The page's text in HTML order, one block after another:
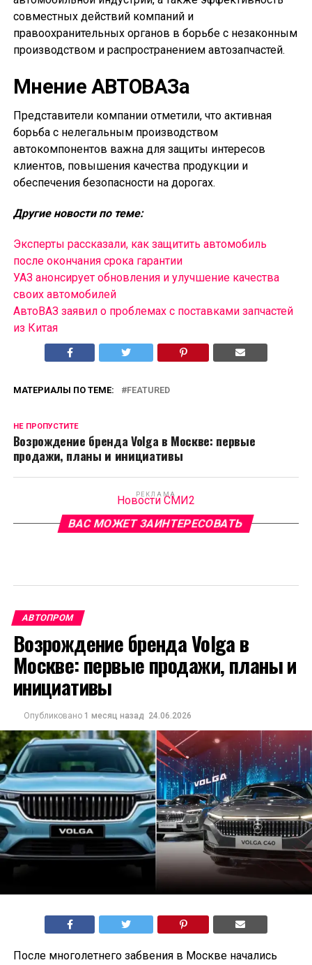
совместных действий компаний и
правоохранительных органов в борьбе с незаконным
производством и распространением автозапчастей.
Мнение АВТОВАЗа
Представители компании отметили, что активная
борьба с нелегальным производством
автокомпонентов важна для защиты интересов
клиентов, повышения качества продукции и
обеспечения безопасности на дорогах.
Другие новости по теме:
Эксперты рассказали, как защитить автомобиль
после окончания срока гарантии
УАЗ анонсирует обновления и улучшение качества
своих автомобилей
АвтоВАЗ заявил о проблемах с поставками запчастей
из Китая
МАТЕРИАЛЫ ПО ТЕМЕ: FEATURED
НЕ ПРОПУСТИТЕ
Возрождение бренда Volga в Москве: первые
продажи, планы и инициативы
РЕКЛАМА
Новости СМИ2
ВАС МОЖЕТ ЗАИНТЕРЕСОВАТЬ
АВТОПРОМ
Возрождение бренда Volga в
Москве: первые продажи, планы и
инициативы
Опубликовано 1 месяц назад 24.06.2026
После многолетнего забвения в Москве начались